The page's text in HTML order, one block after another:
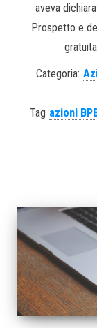
aveva
Prospetto e
Categoria:
Tag azioni